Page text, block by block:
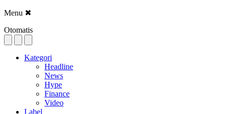
Menu ✖
Otomatis
Kategori
Headline
News
Hype
Finance
Video
Label